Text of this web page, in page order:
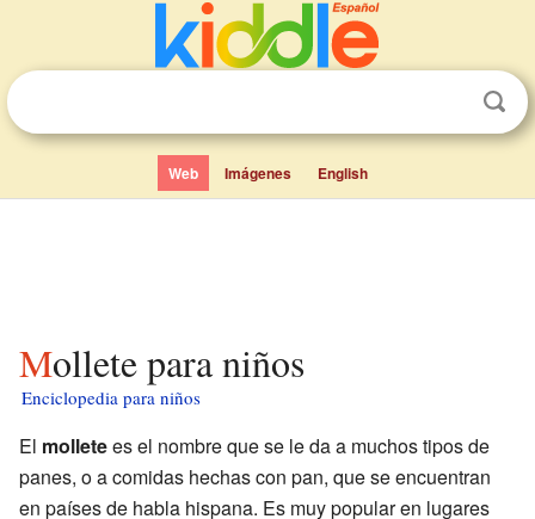
Web Imágenes English
Mollete para niños
Enciclopedia para niños
El molletees el nombre que se le da a muchos tipos de
panes, o a comidas hechas con pan, que se encuentran
en países de habla hispana. Es muy popular en lugares